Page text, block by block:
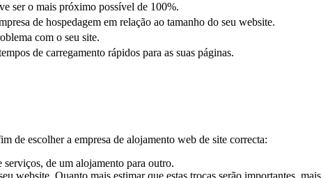
ser o mais próximo possível de 100%.
de hospedagem em relação ao tamanho do seu website.
com o seu site.
de carregamento rápidos para as suas páginas.
de escolher a empresa de alojamento web de site correcta:
de um alojamento para outro.
website. Quanto mais estimar que estas trocas serão importantes, mais